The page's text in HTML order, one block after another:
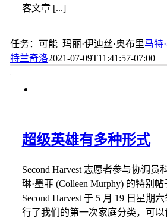
客文章 [...]
任务：可能–玛丽·伊迪丝·奥布里马特
特兰奇洛2021-07-09T11:41:57-07:00
超级英雄有多种形式
Second Harvest 志愿者参与协调员
琳·墨菲 (Colleen Murphy) 的特别帖
Second Harvest 于 5 月 19 日星期六
行了我们的第一次家庭分类，可以